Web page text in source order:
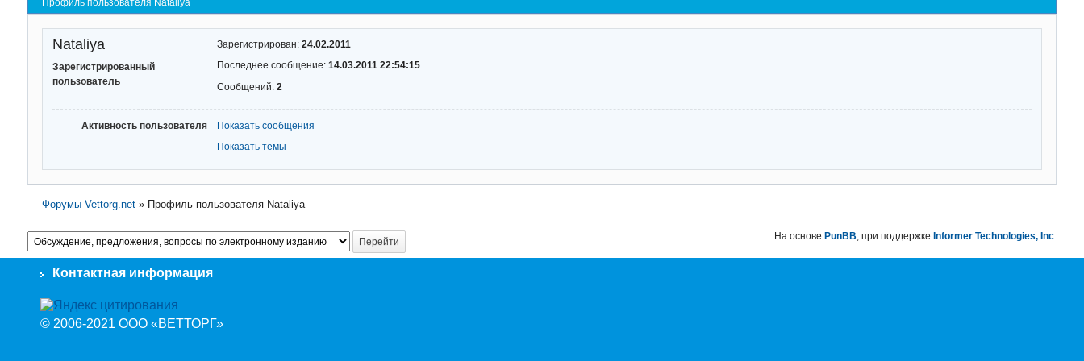
Nataliya
Зарегистрированный
пользователь
Зарегистрирован: 24.02.2011
Последнее сообщение: 14.03.2011 22:54:15
Сообщений: 2
Активность пользователя
Показать сообщения
Показать темы
Форумы Vettorg.net » Профиль пользователя Nataliya
На основеPunBB, при поддержкеInformer Technologies, Inc.
Контактная информация
© 2006-2021 ООО «ВЕТТОРГ»